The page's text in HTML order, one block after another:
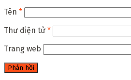
Tên *
Thư điện tử *
Trang web